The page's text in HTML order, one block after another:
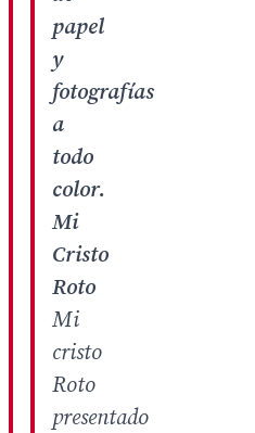
papel
y
fotografías
a
todo
color.
Mi
Cristo
Roto
Mi
cristo
Roto
presentado